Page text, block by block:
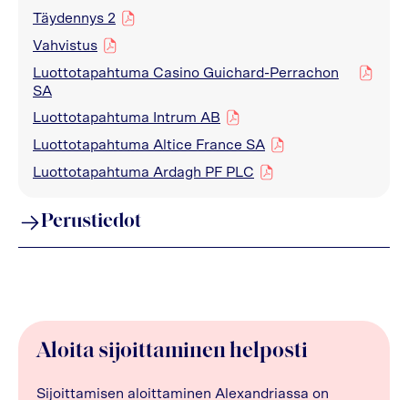
Täydennys 2
pdf
Vahvistus
pdf
Luottotapahtuma Casino Guichard-Perrachon
SA
pdf
Luottotapahtuma Intrum AB
pdf
Luottotapahtuma Altice France SA
pdf
Luottotapahtuma Ardagh PF PLC
pdf
Perustiedot
Aloita sijoittaminen helposti
Sijoittamisen aloittaminen Alexandriassa on